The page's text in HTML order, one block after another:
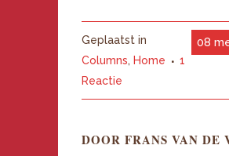
08
Geplaatst in
Columns, Home
1
Reactie
DOOR FRANS VAN DE